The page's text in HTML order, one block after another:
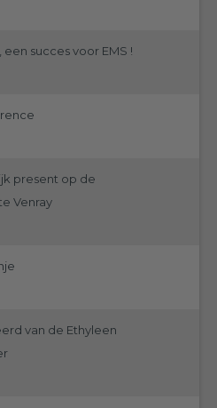
een succes voor EMS !
present op de
Venray
van de Ethyleen